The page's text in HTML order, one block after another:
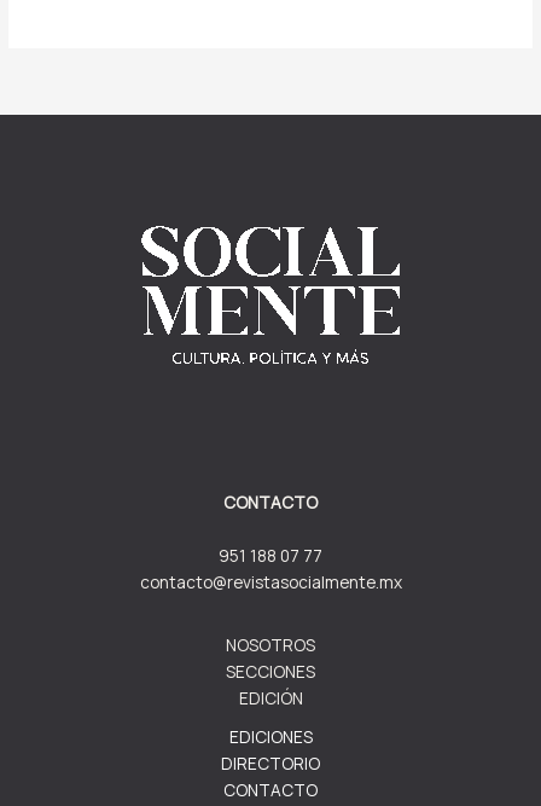
CONTACTO
951 188 07 77
contacto@revistasocialmente.mx
NOSOTROS
SECCIONES
EDICIÓN
EDICIONES
DIRECTORIO
CONTACTO